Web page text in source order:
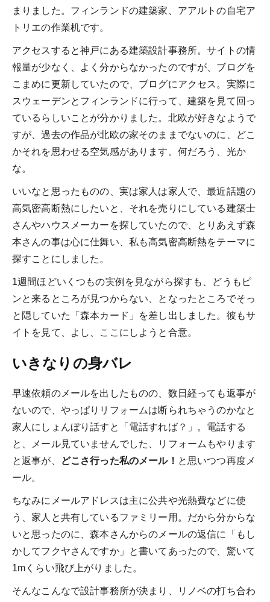
まりました。フィンランドの建築家、アアルトの自宅ア
トリエの作業机です。
アクセスすると神戸にある建築設計事務所。サイトの情
報量が少なく、よく分からなかったのですが、ブログを
こまめに更新していたので、ブログにアクセス。実際に
スウェーデンとフィンランドに行って、建築を見て回っ
ているらしいことが分かりました。北欧が好きなようで
すが、過去の作品が北欧の家そのままでないのに、どこ
かそれを思わせる空気感があります。何だろう、光か
な。
いいなと思ったものの、実は家人は家人で、最近話題の
高気密高断熱にしたいと、それを売りにしている建築士
さんやハウスメーカーを探していたので、とりあえず森
本さんの事は心に仕舞い、私も高気密高断熱をテーマに
探すことにしました。
1週間ほどいくつもの実例を見ながら探すも、どうもピ
ンと来るところが見つからない、となったところでそっ
と隠していた「森本カード」を差し出しました。彼もサ
イトを見て、よし、ここにしようと合意。
いきなりの身バレ
早速依頼のメールを出したものの、数日経っても返事が
ないので、やっぱりリフォームは断られちゃうのかなと
家人にしょんぼり話すと「電話すれば？」。電話する
と、メール見ていませんでした、リフォームもやります
と返事が、
どこさ行った私のメール！ と思いつつ再度メ
ール。
ちなみにメールアドレスは主に公共や光熱費などに使
う、家人と共有しているファミリー用。だから分からな
いと思ったのに、森本さんからのメールの返信に「もし
かしてフクヤさんですか」と書いてあったので、驚いて
1mくらい飛び上がりました。
そんなこんなで設計事務所が決まり、リノベの打ち合わ